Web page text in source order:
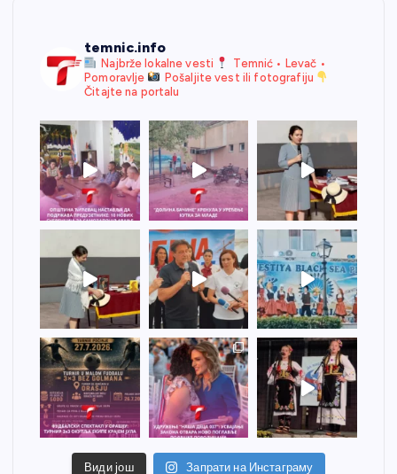
temnic.info
Najbrže lokalne vesti
Temnić • Levač •
Pomoravlje
Pošaljite vest ili fotografiju
Čitajte na portalu
Види још Запрати на Инстаграму